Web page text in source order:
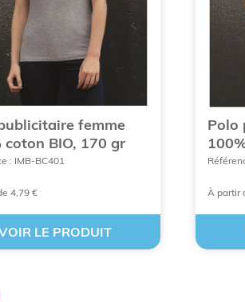
POUR FEMME
pour votre
esthétique. En intégrant le polo
femme
coton BIO, 170 gr
: IMB-BC401
4,79 €
LE PRODUIT
Polo
À partir